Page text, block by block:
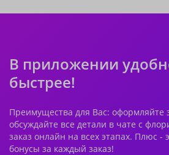
В приложении
быстрее!
Преимущества для Вас: оформляйте
обсуждайте все детали в чате с
заказ онлайн на всех этапах. Плюс -
бонусы за каждый заказ!